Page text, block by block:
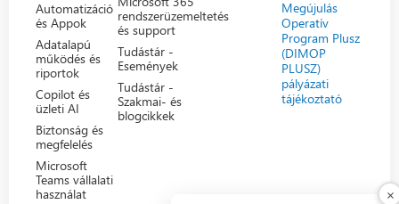
Automatizáció
és Appok
Adatalapú
működés és
riportok
Copilot és
üzleti AI
Biztonság és
megfelelés
Microsoft
Teams vállalati
használat
rendszerüzemeltetés
és support
Tudástár -
Események
Tudástár -
Szakmai- és
blogcikkek
Megújulás
Operatív
Program Plusz
(DIMOP
PLUSZ)
pályázati
tájékoztató
×